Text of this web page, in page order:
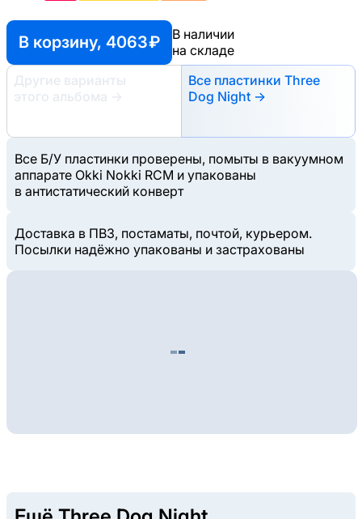
В корзину, 4063 ₽
В наличии
на складе
Другие варианты
этого альбома
→
Все пластинки Three
Dog Night →
Все Б/У пластинки проверены, помыты в вакуумном
аппарате Okki Nokki RCM и упакованы
в антистатический конверт
Доставка в ПВЗ, постаматы, почтой, курьером.
Посылки надёжно упакованы и застрахованы